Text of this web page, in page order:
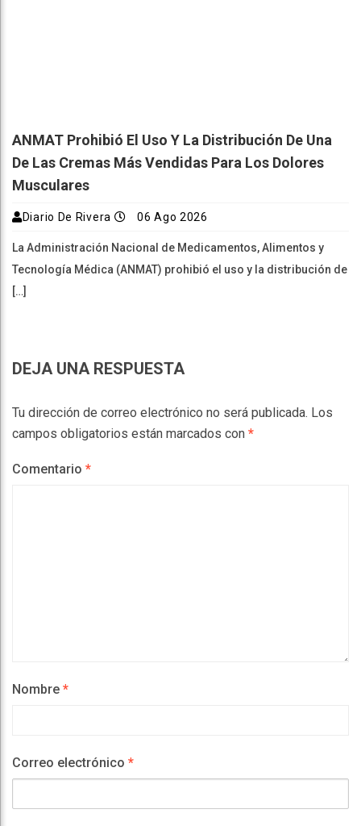
ANMAT Prohibió El Uso Y La Distribución De Una
De Las Cremas Más Vendidas Para Los Dolores
Musculares
Diario De Rivera 06 Ago 2026
La Administración Nacional de Medicamentos, Alimentos y
Tecnología Médica (ANMAT) prohibió el uso y la distribución de
[…]
DEJA UNA RESPUESTA
Tu dirección de correo electrónico no será publicada. Los
campos obligatorios están marcados con *
Comentario *
Nombre *
Correo electrónico *